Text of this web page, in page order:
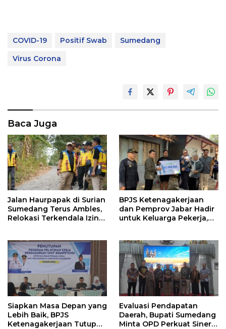
COVID-19 Positif Swab
Sumedang
Virus Corona
Baca Juga
Jalan Haurpapak di Surian
Sumedang Terus Ambles,
Relokasi Terkendala Izin
BPJS Ketenagakerjaan
dan Pemprov Jabar Hadir
untuk Keluarga Pekerja,
Siapkan Masa Depan yang
Lebih Baik, BPJS
Ketenagakerjaan Tutup
Evaluasi Pendapatan
Daerah, Bupati Sumedang
Minta OPD Perkuat Sinergi